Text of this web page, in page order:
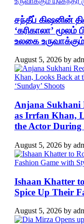
சந்தீப் கிஷனின்
‘கரிகாலா’
உலகை உருவாக்கும்
August 5, 2026by
Anjana Sukhani
as Irrfan Khan,
the Actor During
August 5, 2026by
Ishaan Khatter
Spice Up Their
August 5, 2026by